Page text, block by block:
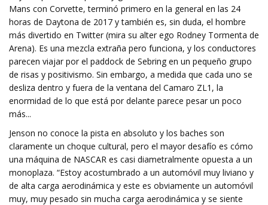
Mans con Corvette, terminó primero en la general en las 24
horas de Daytona de 2017 y también es, sin duda, el hombre
más divertido en Twitter (mira su alter ego Rodney Tormenta de
Arena). Es una mezcla extraña pero funciona, y los conductores
parecen viajar por el paddock de Sebring en un pequeño grupo
de risas y positivismo. Sin embargo, a medida que cada uno se
desliza dentro y fuera de la ventana del Camaro ZL1, la
enormidad de lo que está por delante parece pesar un poco
más...
Jenson no conoce la pista en absoluto y los baches son
claramente un choque cultural, pero el mayor desafío es cómo
una máquina de NASCAR es casi diametralmente opuesta a un
monoplaza. “Estoy acostumbrado a un automóvil muy liviano y
de alta carga aerodinámica y este es obviamente un automóvil
muy, muy pesado sin mucha carga aerodinámica y se siente